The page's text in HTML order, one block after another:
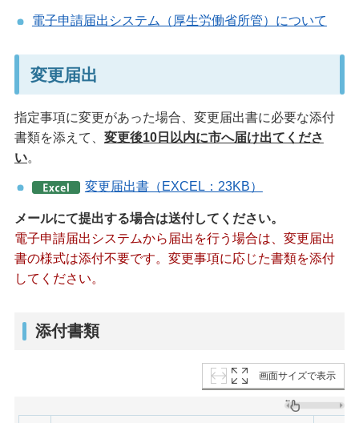
電子申請届出システム（厚生労働省所管）について
変更届出
指定事項に変更があった場合、変更届出書に必要な添付
書類を添えて、 変更後10日以内に市へ届け出てくださ
い。
変更届出書（EXCEL：23KB）
メールにて提出する場合は送付してください。
電子申請届出システムから届出を行う場合は、変更届出
書の様式は添付不要です。変更事項に応じた書類を添付
してください。
添付書類
画面サイズで表示